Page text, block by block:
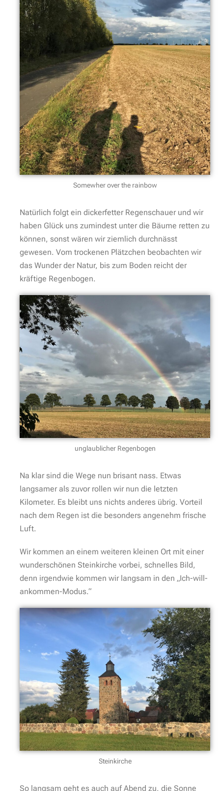
Somewher over the rainbow
Natürlich folgt ein dickerfetter Regenschauer und wir
haben Glück uns zumindest unter die Bäume retten zu
können, sonst wären wir ziemlich durchnässt
gewesen. Vom trockenen Plätzchen beobachten wir
das Wunder der Natur, bis zum Boden reicht der
kräftige Regenbogen.
unglaublicher Regenbogen
Na klar sind die Wege nun brisant nass. Etwas
langsamer als zuvor rollen wir nun die letzten
Kilometer. Es bleibt uns nichts anderes übrig. Vorteil
nach dem Regen ist die besonders angenehm frische
Luft.
Wir kommen an einem weiteren kleinen Ort mit einer
wunderschönen Steinkirche vorbei, schnelles Bild,
denn irgendwie kommen wir langsam in den „Ich-will-
ankommen-Modus.“
Steinkirche
So langsam geht es auch auf Abend zu, die Sonne